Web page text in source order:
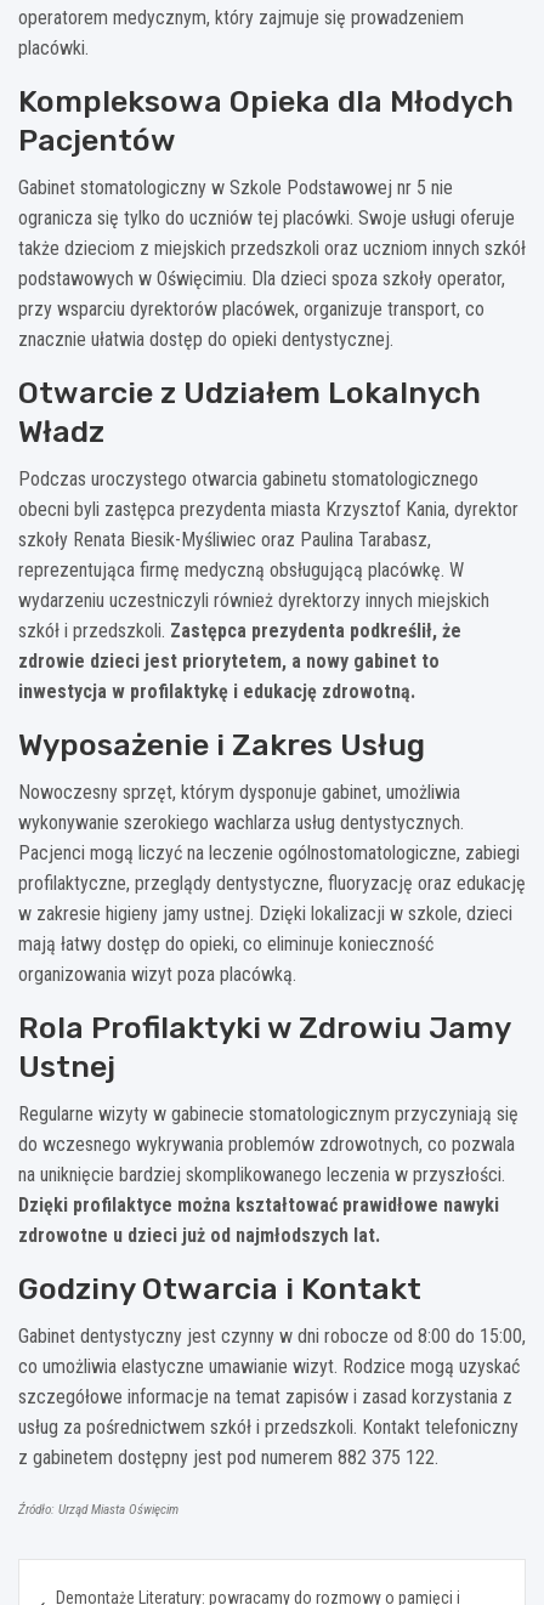
operatorem medycznym, który zajmuje się prowadzeniem
placówki.
Kompleksowa Opieka dla Młodych
Pacjentów
Gabinet stomatologiczny w Szkole Podstawowej nr 5 nie
ogranicza się tylko do uczniów tej placówki. Swoje usługi oferuje
także dzieciom z miejskich przedszkoli oraz uczniom innych szkół
podstawowych w Oświęcimiu. Dla dzieci spoza szkoły operator,
przy wsparciu dyrektorów placówek, organizuje transport, co
znacznie ułatwia dostęp do opieki dentystycznej.
Otwarcie z Udziałem Lokalnych
Władz
Podczas uroczystego otwarcia gabinetu stomatologicznego
obecni byli zastępca prezydenta miasta Krzysztof Kania, dyrektor
szkoły Renata Biesik-Myśliwiec oraz Paulina Tarabasz,
reprezentująca firmę medyczną obsługującą placówkę. W
wydarzeniu uczestniczyli również dyrektorzy innych miejskich
szkół i przedszkoli. Zastępca prezydenta podkreślił, że
zdrowie dzieci jest priorytetem, a nowy gabinet to
inwestycja w profilaktykę i edukację zdrowotną.
Wyposażenie i Zakres Usług
Nowoczesny sprzęt, którym dysponuje gabinet, umożliwia
wykonywanie szerokiego wachlarza usług dentystycznych.
Pacjenci mogą liczyć na leczenie ogólnostomatologiczne, zabiegi
profilaktyczne, przeglądy dentystyczne, fluoryzację oraz edukację
w zakresie higieny jamy ustnej. Dzięki lokalizacji w szkole, dzieci
mają łatwy dostęp do opieki, co eliminuje konieczność
organizowania wizyt poza placówką.
Rola Profilaktyki w Zdrowiu Jamy
Ustnej
Regularne wizyty w gabinecie stomatologicznym przyczyniają się
do wczesnego wykrywania problemów zdrowotnych, co pozwala
na uniknięcie bardziej skomplikowanego leczenia w przyszłości.
Dzięki profilaktyce można kształtować prawidłowe nawyki
zdrowotne u dzieci już od najmłodszych lat.
Godziny Otwarcia i Kontakt
Gabinet dentystyczny jest czynny w dni robocze od 8:00 do 15:00,
co umożliwia elastyczne umawianie wizyt. Rodzice mogą uzyskać
szczegółowe informacje na temat zapisów i zasad korzystania z
usług za pośrednictwem szkół i przedszkoli. Kontakt telefoniczny
z gabinetem dostępny jest pod numerem 882 375 122.
Źródło: Urząd Miasta Oświęcim
Demontaże Literatury: powracamy do rozmowy o pamięci i